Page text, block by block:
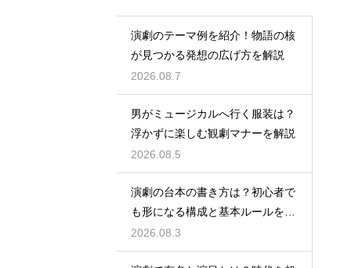
演劇のテーマ例を紹介！物語の核
が見つかる発想の広げ方を解説
2026.08.7
男がミュージカルへ行く服装は？
浮かずに楽しむ観劇マナーを解説
2026.08.5
演劇の台本の書き方は？初心者で
も形になる構成と基本ルールを解
説
2026.08.3